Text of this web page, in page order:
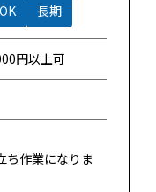
長期
円以上可
ち作業になりま